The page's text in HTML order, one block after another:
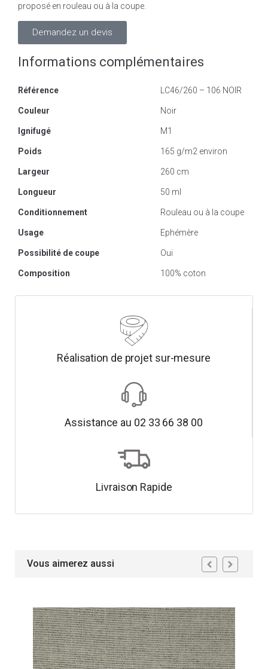
proposé en rouleau ou à la coupe.
Demandez un devis
Informations complémentaires
Référence LC46/260 – 106 NOIR
Couleur Noir
Ignifugé M1
Poids 165 g/m2 environ
Largeur 260 cm
Longueur 50 ml
Conditionnement Rouleau ou à la coupe
Usage Ephémère
Possibilité de coupe Oui
Composition 100% coton
Réalisation de projet sur-mesure
Assistance au 02 33 66 38 00
Livraison Rapide
Vous aimerez aussi